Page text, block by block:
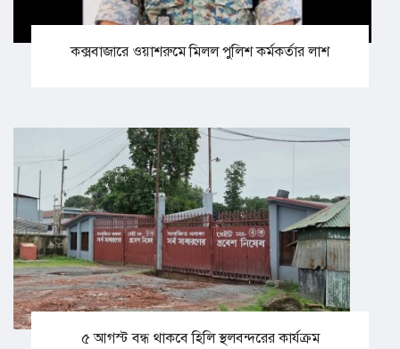
কক্সবাজারে ওয়াশরুমে মিলল পুলিশ কর্মকর্তার লাশ
৫ আগস্ট বন্ধ থাকবে হিলি স্থলবন্দরের কার্যক্রম